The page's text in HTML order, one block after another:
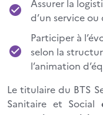
Assurer la
d’un service
Participer à
selon la
l’animation
Le titulaire du BTS
Sanitaire et Social